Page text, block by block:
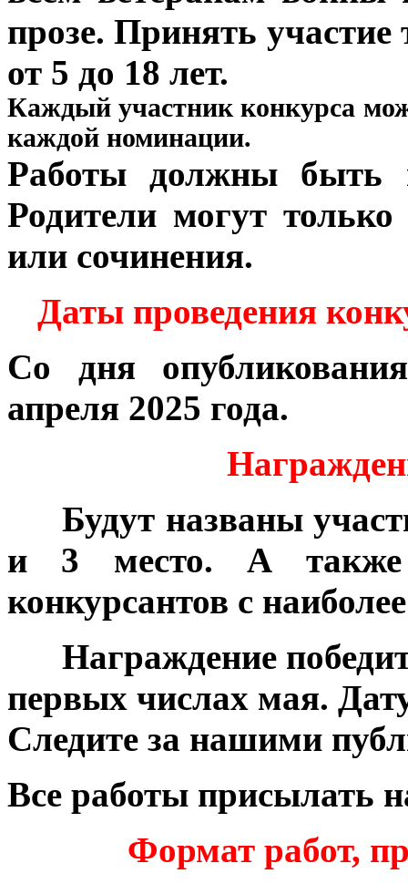
прозе.Принять участие
от 5 до 18 лет.
Каждый участник конкурса
каждой номинации.
Работы должны быть
Родители могут
или сочинения.
Даты проведения
Со дня
апреля 2025 года.
Будут названы
и 3 место. А также
конкурсантов с
Награждение
первых числах мая.
Следите за нашими
Все работы присылать
Формат работ,